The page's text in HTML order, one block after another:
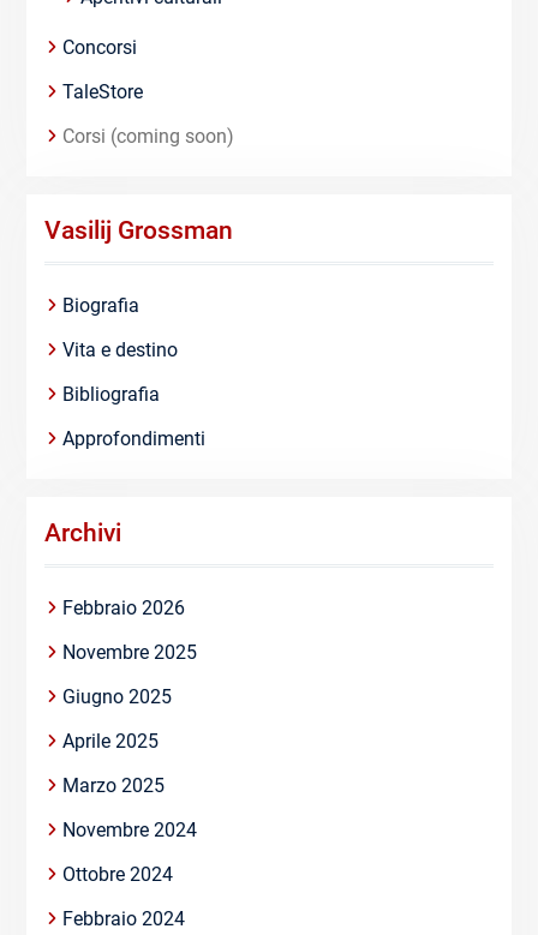
Concorsi
TaleStore
Corsi (coming soon)
Vasilij Grossman
Biografia
Vita e destino
Bibliografia
Approfondimenti
Archivi
Febbraio 2026
Novembre 2025
Giugno 2025
Aprile 2025
Marzo 2025
Novembre 2024
Ottobre 2024
Febbraio 2024